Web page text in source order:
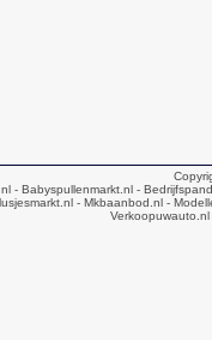
- Babyspullenmarkt.nl -
- Mkbaanbod.nl -
Verkoopuwauto.nl